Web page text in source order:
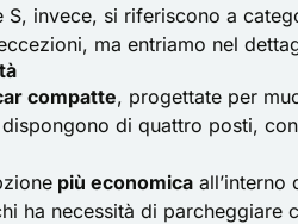
S, invece, si riferiscono a
ma entriamo nel
compatte, progettate per
di quattro posti,
più economica all’interno
ha necessità di parcheggiare